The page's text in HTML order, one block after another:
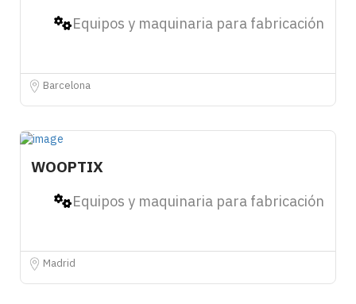
Equipos y maquinaria para fabricación
Barcelona
WOOPTIX
Equipos y maquinaria para fabricación
Madrid